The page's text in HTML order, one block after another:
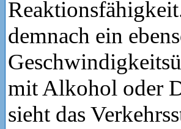
demnach ein
mit Alkohol oder
sieht das